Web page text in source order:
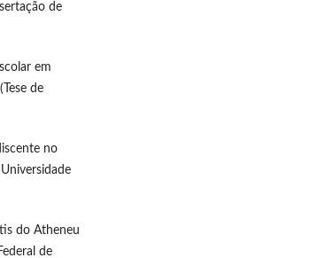
de
em
de
no
do Atheneu
de